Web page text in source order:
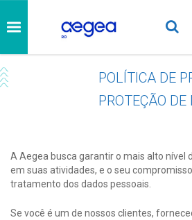
POLÍTICA DE
PROTEÇÃO
A Aegea busca garantir o mais alto nível
em suas atividades, e o seu
tratamento dos dados pessoais.
Se você é um de nossos clientes,